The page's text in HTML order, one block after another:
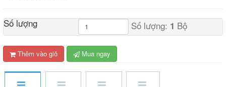
Số lượng Số lượng: 1 Bộ
Thêm vào giỏ Mua ngay